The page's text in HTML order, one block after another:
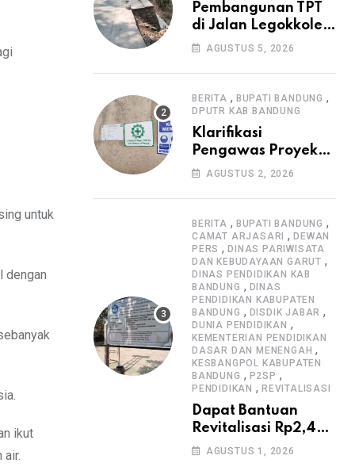
untuk
dengan
ikut
air.
Pembangunan TPT
di Jalan Legokkole
Rawabogo Disorot
Tanpa Papan
Informasi Proyek
AGUSTUS 5, 2026
BERITA , BUPATI BANDUNG ,
DPUTR KAB BANDUNG
Klarifikasi
Pengawas Proyek
Citiis Terkait
Pengawasan K3
AGUSTUS 2, 2026
BERITA , BUPATI BANDUNG ,
CAMAT ARJASARI ,DEWAN
PERS ,DINAS PARIWISATA
DAN KEBUDAYAAN GARUT ,
DINAS PENDIDIKAN KAB
BANDUNG , DINAS
PENDIDIKAN KABUPATEN
BANDUNG , DISDIK JABAR ,
DUNIA PENDIDIKAN ,
KEMENTERIAN PENDIDIKAN
DASAR DAN MENENGAH ,
KESBANGPOL KABUPATEN
BANDUNG , P2SP ,
PENDIDIKAN , REVITALISASI
Dapat Bantuan
Revitalisasi Rp2,4
Miliar, SMPN 1
AGUSTUS 1, 2026